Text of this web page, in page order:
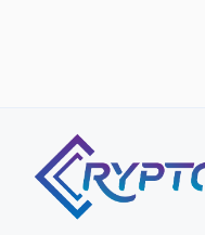
contenuto